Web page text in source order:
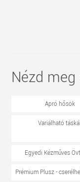
Nézd
Apró hősök
Variálható
Egyedi Kézműves
Prémium Plusz -